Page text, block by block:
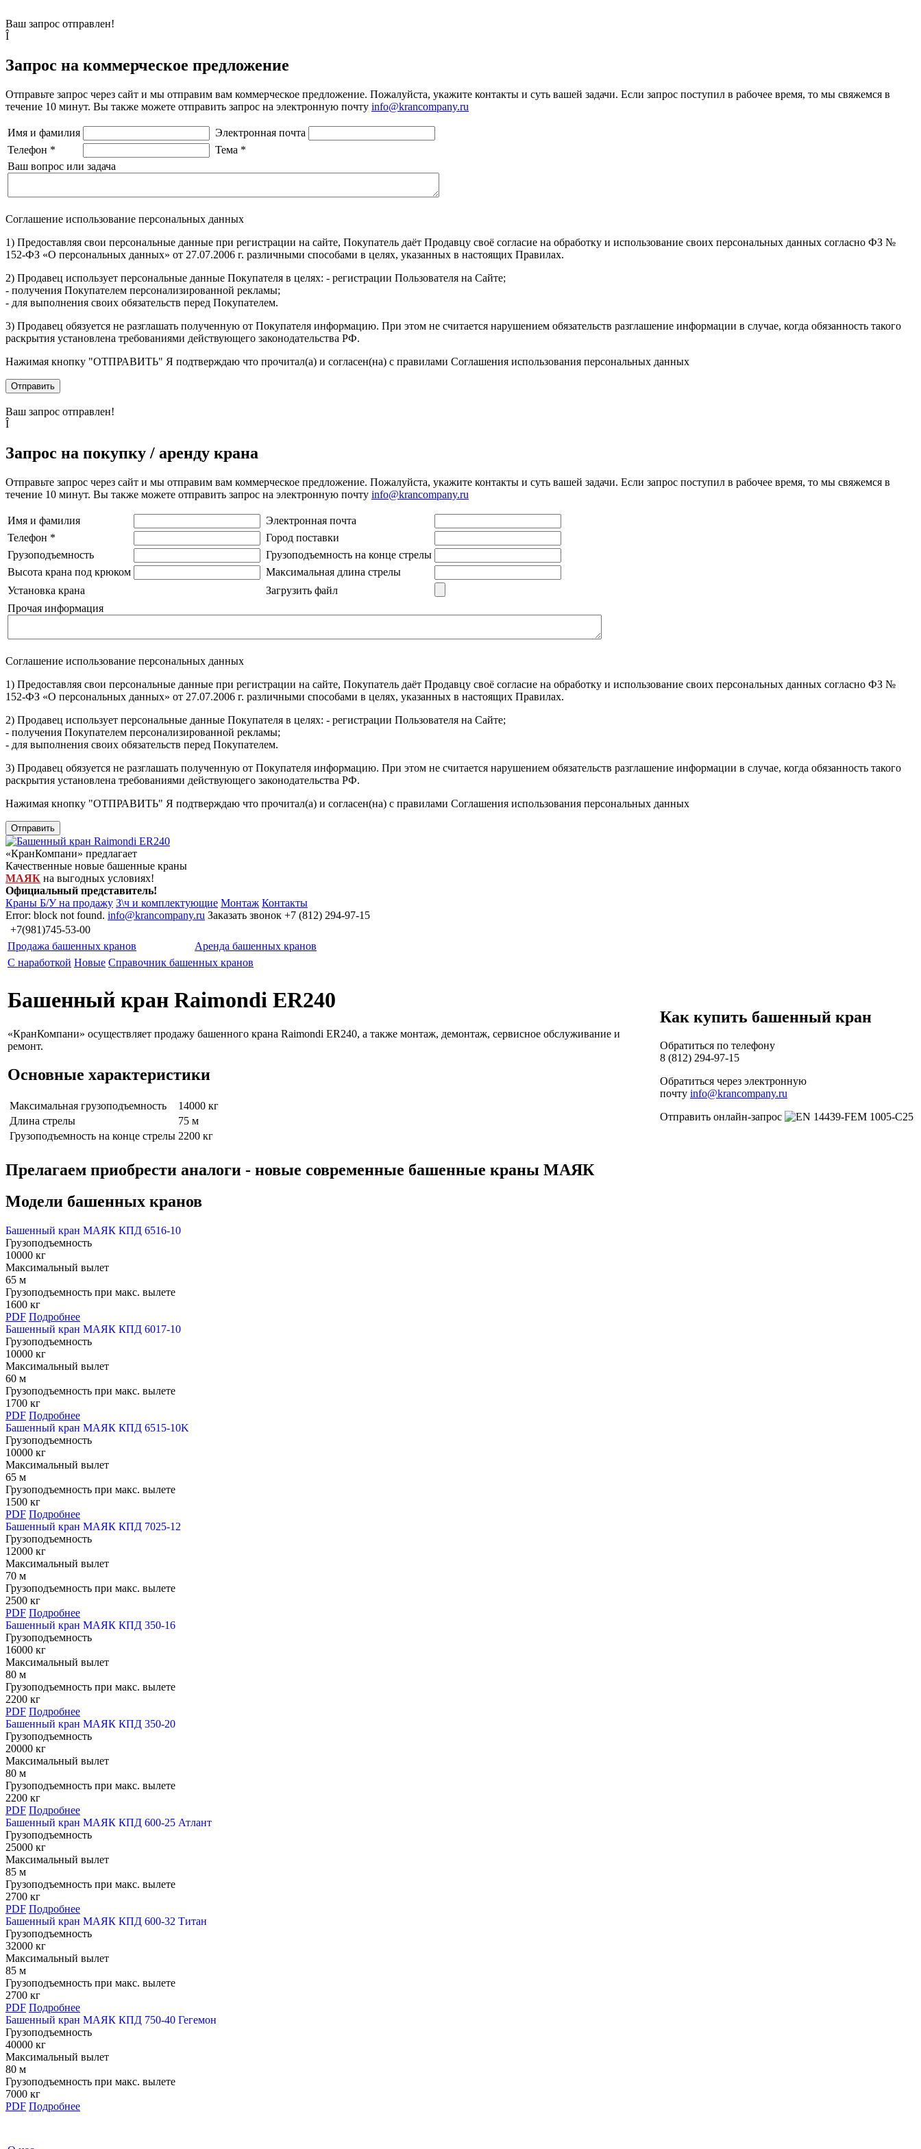
Ваш запрос отправлен!
Î
Запрос на коммерческое предложение
Отправьте запрос через сайт и мы отправим вам коммерческое предложение. Пожалуйста, укажите контакты и суть вашей задачи. Если запрос поступил в рабочее время, то мы свяжемся в
течение 10 минут. Вы также можете отправить запрос на электронную почту info@krancompany.ru
Имя и фамилия
Электронная почта
Телефон * Тема *
Ваш вопрос или задача
Соглашение использование персональных данных
1) Предоставляя свои персональные данные при регистрации на сайте, Покупатель даёт Продавцу своё согласие на обработку и использование своих персональных данных согласно ФЗ №
152-ФЗ «О персональных данных» от 27.07.2006 г. различными способами в целях, указанных в настоящих Правилах.
2) Продавец использует персональные данные Покупателя в целях: - регистрации Пользователя на Сайте;
- получения Покупателем персонализированной рекламы;
- для выполнения своих обязательств перед Покупателем.
3) Продавец обязуется не разглашать полученную от Покупателя информацию. При этом не считается нарушением обязательств разглашение информации в случае, когда обязанность такого
раскрытия установлена требованиями действующего законодательства РФ.
Нажимая кнопку "ОТПРАВИТЬ" Я подтверждаю что прочитал(а) и согласен(на) с правилами Соглашения использования персональных данных
Отправить
Ваш запрос отправлен!
Î
Запрос на покупку / аренду крана
Отправьте запрос через сайт и мы отправим вам коммерческое предложение. Пожалуйста, укажите контакты и суть вашей задачи. Если запрос поступил в рабочее время, то мы свяжемся в
течение 10 минут. Вы также можете отправить запрос на электронную почту info@krancompany.ru
Имя и фамилия
Электронная почта
Телефон *
Город поставки
Грузоподъемность
Грузоподъемность на конце стрелы
Высота крана под крюком
Максимальная длина стрелы
Установка крана
Загрузить файл
Прочая информация
Соглашение использование персональных данных
1) Предоставляя свои персональные данные при регистрации на сайте, Покупатель даёт Продавцу своё согласие на обработку и использование своих персональных данных согласно ФЗ №
152-ФЗ «О персональных данных» от 27.07.2006 г. различными способами в целях, указанных в настоящих Правилах.
2) Продавец использует персональные данные Покупателя в целях: - регистрации Пользователя на Сайте;
- получения Покупателем персонализированной рекламы;
- для выполнения своих обязательств перед Покупателем.
3) Продавец обязуется не разглашать полученную от Покупателя информацию. При этом не считается нарушением обязательств разглашение информации в случае, когда обязанность такого
раскрытия установлена требованиями действующего законодательства РФ.
Нажимая кнопку "ОТПРАВИТЬ" Я подтверждаю что прочитал(а) и согласен(на) с правилами Соглашения использования персональных данных
Отправить
«КранКомпани» предлагает
Качественные новые башенные краны
МАЯК на выгодных условиях!
Официальный представитель!
Краны Б/У на продажу З\ч и комплектующие Монтаж Контакты
Error: block not found. info@krancompany.ru Заказать звонок +7 (812) 294-97-15
+7(981)745-53-00
Продажа башенных кранов
Аренда башенных кранов
С наработкой Новые Справочник башенных кранов
Башенный кран Raimondi ER240
«КранКомпани» осуществляет продажу башенного крана Raimondi ER240, а также монтаж, демонтаж, сервисное обслуживание и
ремонт.
Основные характеристики
Максимальная грузоподъемность
14000 кг
Длина стрелы
75 м
Грузоподъемность на конце стрелы 2200 кг
Как купить башенный кран
Обратиться по телефону
8 (812) 294-97-15
Обратиться через электронную
почту info@krancompany.ru
Отправить онлайн-запрос
Прелагаем приобрести аналоги - новые современные башенные краны МАЯК
Модели башенных кранов
Башенный кран МАЯК КПД 6516-10
Грузоподъемность
10000 кг
Максимальный вылет
65 м
Грузоподъемность при макс. вылете
1600 кг
PDF Подробнее
Башенный кран МАЯК КПД 6017-10
Грузоподъемность
10000 кг
Максимальный вылет
60 м
Грузоподъемность при макс. вылете
1700 кг
PDF Подробнее
Башенный кран МАЯК КПД 6515-10K
Грузоподъемность
10000 кг
Максимальный вылет
65 м
Грузоподъемность при макс. вылете
1500 кг
PDF Подробнее
Башенный кран МАЯК КПД 7025-12
Грузоподъемность
12000 кг
Максимальный вылет
70 м
Грузоподъемность при макс. вылете
2500 кг
PDF Подробнее
Башенный кран МАЯК КПД 350-16
Грузоподъемность
16000 кг
Максимальный вылет
80 м
Грузоподъемность при макс. вылете
2200 кг
PDF Подробнее
Башенный кран МАЯК КПД 350-20
Грузоподъемность
20000 кг
Максимальный вылет
80 м
Грузоподъемность при макс. вылете
2200 кг
PDF Подробнее
Башенный кран МАЯК КПД 600-25 Атлант
Грузоподъемность
25000 кг
Максимальный вылет
85 м
Грузоподъемность при макс. вылете
2700 кг
PDF Подробнее
Башенный кран МАЯК КПД 600-32 Титан
Грузоподъемность
32000 кг
Максимальный вылет
85 м
Грузоподъемность при макс. вылете
2700 кг
PDF Подробнее
Башенный кран МАЯК КПД 750-40 Гегемон
Грузоподъемность
40000 кг
Максимальный вылет
80 м
Грузоподъемность при макс. вылете
7000 кг
PDF Подробнее